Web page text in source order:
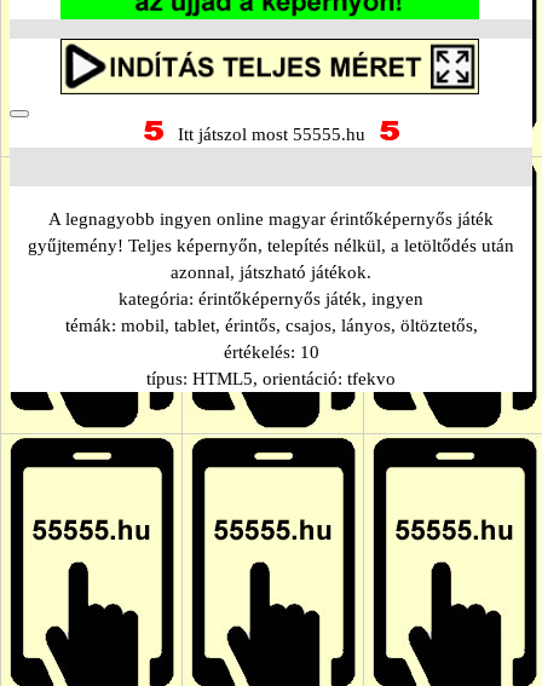
Itt játszol most 55555.hu
A legnagyobb ingyen online magyar érintőképernyős játék
gyűjtemény! Teljes képernyőn, telepítés nélkül, a letöltődés után
azonnal, játszható játékok.
kategória: érintőképernyős játék, ingyen
témák: mobil, tablet, érintős, csajos, lányos, öltöztetős,
értékelés: 10
típus: HTML5, orientáció: tfekvo